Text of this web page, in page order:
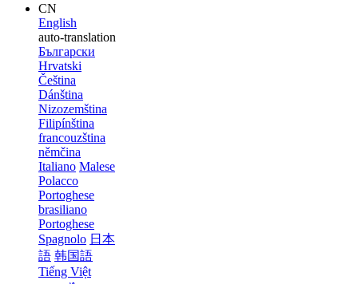
CN
English
auto-translation
Български
Hrvatski
Čeština
Dánština
Nizozemština
Filipínština
francouzština
němčina
Italiano Malese
Polacco
Portoghese
brasiliano
Portoghese
Spagnolo 日本
語 韩国語
Tiếng Việt